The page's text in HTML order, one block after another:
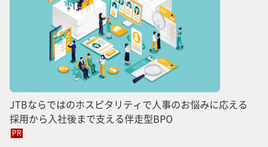
JTBならではのホスピタリティで人事のお悩みに応える
採用から入社後まで支える伴走型BPO
PR